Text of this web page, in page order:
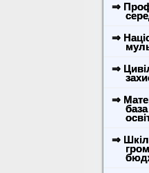
⇒
⇒
⇒
⇒
база
⇒